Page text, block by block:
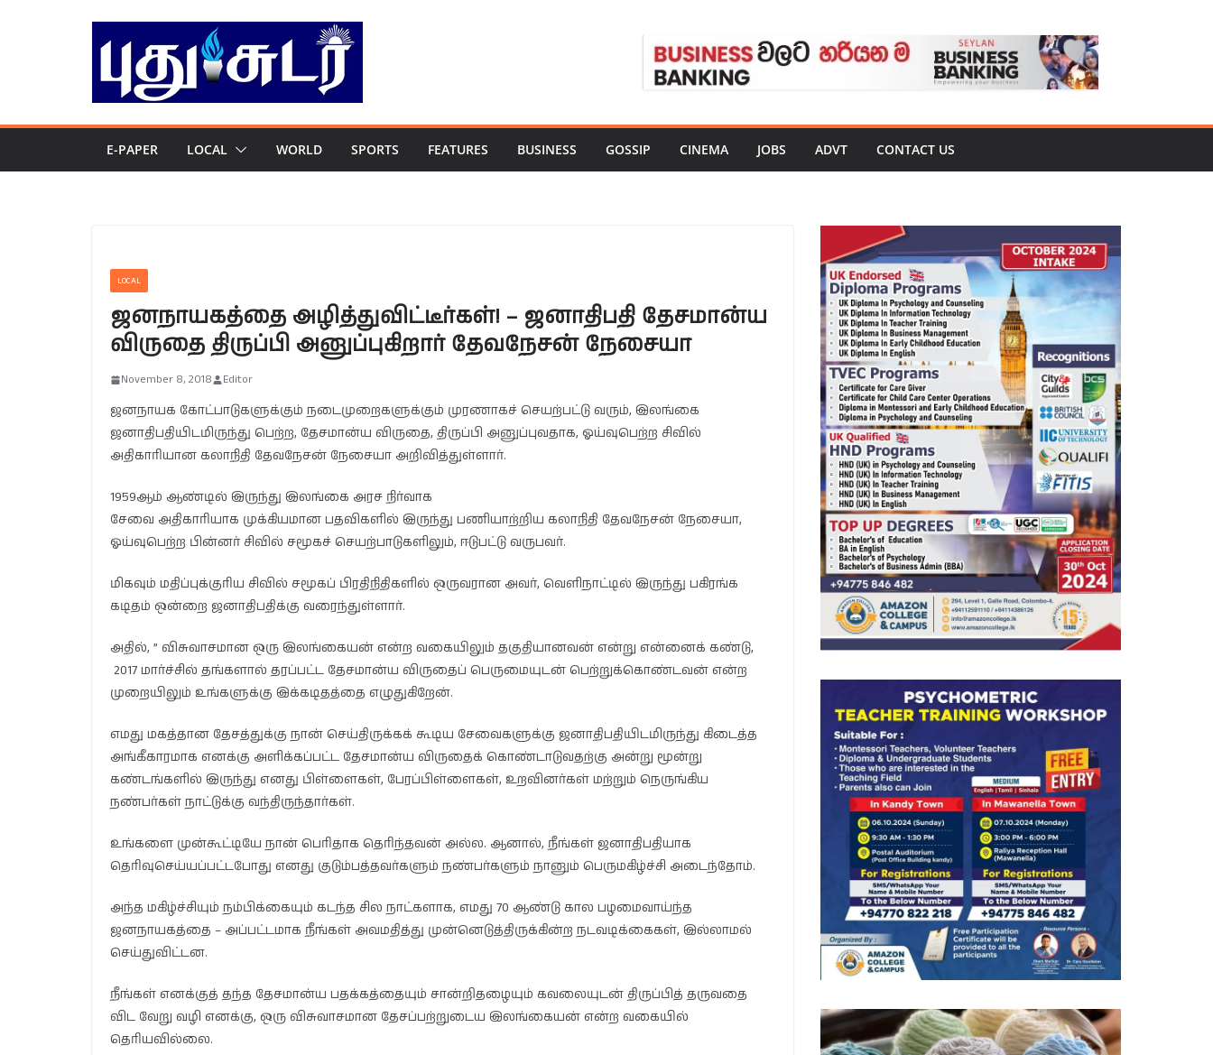
E-PAPER LOCAL WORLD SPORTS FEATURES BUSINESS GOSSIP CINEMA JOBS ADVT CONTACT US
LOCAL
ஜனநாயகத்தை அழித்துவிட்டீர்கள்! – ஜனாதிபதி தேசமான்ய
விருதை திருப்பி அனுப்புகிறார் தேவநேசன் நேசையா
November 8, 2018 Editor
ஜனநாயக கோட்பாடுகளுக்கும் நடைமுறைகளுக்கும் முரணாகச் செயற்பட்டு வரும், இலங்கை
ஜனாதிபதியிடமிருந்து பெற்ற, தேசமான்ய விருதை, திருப்பி அனுப்புவதாக, ஓய்வுபெற்ற சிவில்
அதிகாரியான கலாநிதி தேவநேசன் நேசையா அறிவித்துள்ளார்.
1959ஆம் ஆண்டில் இருந்து இலங்கை அரச நிர்வாக
சேவை அதிகாரியாக முக்கியமான பதவிகளில் இருந்து பணியாற்றிய கலாநிதி தேவநேசன் நேசையா,
ஓய்வுபெற்ற பின்னர் சிவில் சமூகச் செயற்பாடுகளிலும், ஈடுபட்டு வருபவர்.
மிகவும் மதிப்புக்குரிய சிவில் சமூகப் பிரதிநிதிகளில் ஒருவரான அவர், வெளிநாட்டில் இருந்து பகிரங்க
கடிதம் ஒன்றை ஜனாதிபதிக்கு வரைந்துள்ளார்.
அதில், ” விசுவாசமான ஒரு இலங்கையன் என்ற வகையிலும் தகுதியானவன் என்று என்னைக் கண்டு,
2017 மார்ச்சில் தங்களால் தரப்பட்ட தேசமான்ய விருதைப் பெருமையுடன் பெற்றுக்கொண்டவன் என்ற
முறையிலும் உங்களுக்கு இக்கடிதத்தை எழுதுகிறேன்.
எமது மகத்தான தேசத்துக்கு நான் செய்திருக்கக் கூடிய சேவைகளுக்கு ஜனாதிபதியிடமிருந்து கிடைத்த
அங்கீகாரமாக எனக்கு அளிக்கப்பட்ட தேசமான்ய விருதைக் கொண்டாடுவதற்கு அன்று மூன்று
கண்டங்களில் இருந்து எனது பிள்ளைகள், பேரப்பிள்ளைகள், உறவினர்கள் மற்றும் நெருங்கிய
நண்பர்கள் நாட்டுக்கு வந்திருந்தார்கள்.
உங்களை முன்கூட்டியே நான் பெரிதாக தெரிந்தவன் அல்ல. ஆனால், நீங்கள் ஜனாதிபதியாக
தெரிவுசெய்யப்பட்டபோது எனது குடும்பத்தவர்களும் நண்பர்களும் நானும் பெருமகிழ்ச்சி அடைந்தோம்.
அந்த மகிழ்ச்சியும் நம்பிக்கையும் கடந்த சில நாட்களாக, எமது 70 ஆண்டு கால பழமைவாய்ந்த
ஜனநாயகத்தை – அப்பட்டமாக நீங்கள் அவமதித்து முன்னெடுத்திருக்கின்ற நடவடிக்கைகள், இல்லாமல்
செய்துவிட்டன.
நீங்கள் எனக்குத் தந்த தேசமான்ய பதக்கத்தையும் சான்றிதழையும் கவலையுடன் திருப்பித் தருவதை
விட வேறு வழி எனக்கு, ஒரு விசுவாசமான தேசப்பற்றுடைய இலங்கையன் என்ற வகையில்
தெரியவில்லை.